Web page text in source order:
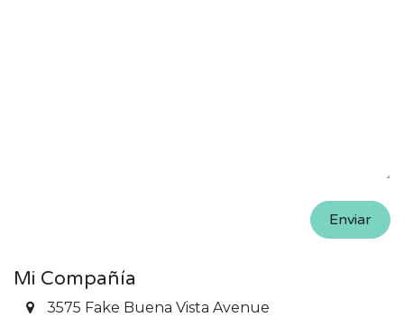
Enviar
Mi Compañía
3575 Fake Buena Vista Avenue